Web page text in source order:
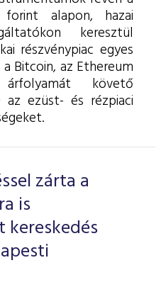
alapon, hazai
keresztül
részvénypiac egyes
Bitcoin, az Ethereum
követő
ezüst- és rézpiaci
zárta a
is